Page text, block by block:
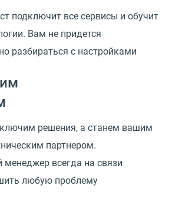
подключит все сервисы и обучит
Вам не придется
разбираться с настройками
решения, а станем вашим
партнером.
менеджер всегда на связи
любую проблему